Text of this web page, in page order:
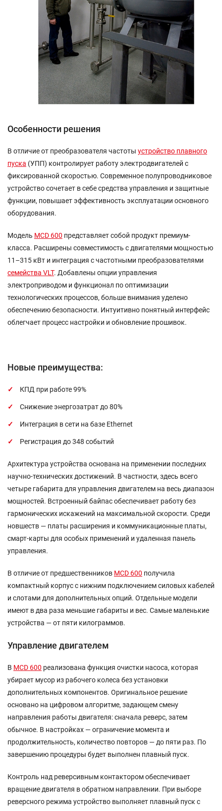
Особенности решения
В отличие от преобразователя частоты устройство плавного
пуска (УПП) контролирует работу электродвигателей с
фиксированной скоростью. Современное полупроводниковое
устройство сочетает в себе средства управления и защитные
функции, повышает эффективность эксплуатации основного
оборудования.
Модель MCD 600 представляет собой продукт премиум-
класса. Расширены совместимость с двигателями мощностью
11–315 кВт и интеграция с частотными преобразователями
семейства VLT. Добавлены опции управления
электроприводом и функционал по оптимизации
технологических процессов, больше внимания уделено
обеспечению безопасности. Интуитивно понятный интерфейс
облегчает процесс настройки и обновление прошивок.
Новые преимущества:
КПД при работе 99%
Снижение энергозатрат до 80%
Интеграция в сети на базе Ethernet
Регистрация до 348 событий
Архитектура устройства основана на применении последних
научно-технических достижений. В частности, здесь всего
четыре габарита для управления двигателем на весь диапазон
мощностей. Встроенный байпас обеспечивает работу без
гармонических искажений на максимальной скорости. Среди
новшеств — платы расширения и коммуникационные платы,
смарт-карты для особых применений и удаленная панель
управления.
В отличие от предшественников MCD 600 получила
компактный корпус с нижним подключением силовых кабелей
и слотами для дополнительных опций. Отдельные модели
имеют в два раза меньшие габариты и вес. Самые маленькие
устройства — от пяти килограммов.
Управление двигателем
В MCD 600 реализована функция очистки насоса, которая
убирает мусор из рабочего колеса без установки
дополнительных компонентов. Оригинальное решение
основано на цифровом алгоритме, задающем смену
направления работы двигателя: сначала реверс, затем
обычное. В настройках — ограничение момента и
продолжительность, количество повторов — до пяти раз. По
завершению процедуры будет выполнен плавный пуск.
Контроль над реверсивным контактором обеспечивает
вращение двигателя в обратном направлении. При выборе
реверсного режима устройство выполняет плавный пуск с